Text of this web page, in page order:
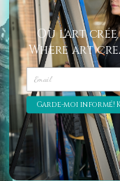
My Cart | Mon
Où l'art
Where art
Garde-moi informé!